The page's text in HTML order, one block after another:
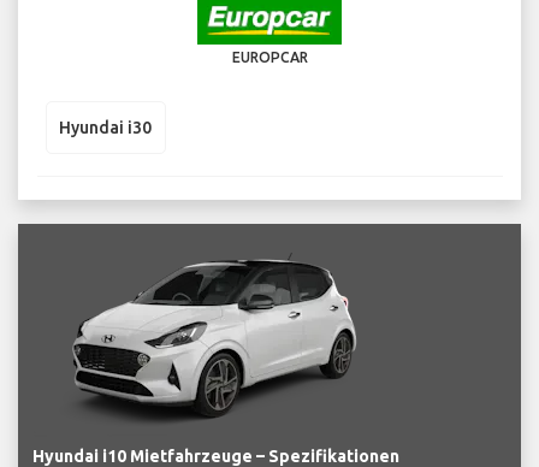
EUROPCAR
Hyundai i30
Hyundai i10 Mietfahrzeuge – Spezifikationen